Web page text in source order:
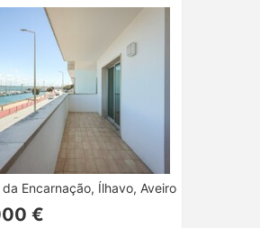
da Encarnação, Ílhavo, Aveiro
€